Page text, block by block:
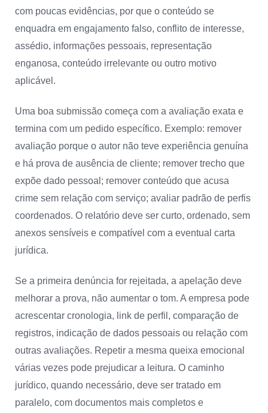
com poucas evidências, por que o conteúdo se
enquadra em engajamento falso, conflito de interesse,
assédio, informações pessoais, representação
enganosa, conteúdo irrelevante ou outro motivo
aplicável.
Uma boa submissão começa com a avaliação exata e
termina com um pedido específico. Exemplo: remover
avaliação porque o autor não teve experiência genuína
e há prova de ausência de cliente; remover trecho que
expõe dado pessoal; remover conteúdo que acusa
crime sem relação com serviço; avaliar padrão de perfis
coordenados. O relatório deve ser curto, ordenado, sem
anexos sensíveis e compatível com a eventual carta
jurídica.
Se a primeira denúncia for rejeitada, a apelação deve
melhorar a prova, não aumentar o tom. A empresa pode
acrescentar cronologia, link de perfil, comparação de
registros, indicação de dados pessoais ou relação com
outras avaliações. Repetir a mesma queixa emocional
várias vezes pode prejudicar a leitura. O caminho
jurídico, quando necessário, deve ser tratado em
paralelo, com documentos mais completos e